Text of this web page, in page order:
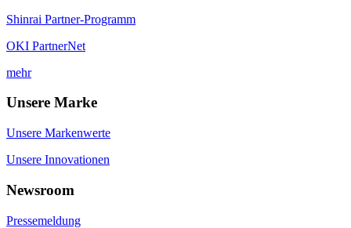
Shinrai Partner-Programm
OKI PartnerNet
mehr
Unsere Marke
Unsere Markenwerte
Unsere Innovationen
Newsroom
Pressemeldung